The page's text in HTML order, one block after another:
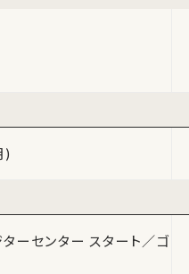
)
ーセンター スタート／ゴ